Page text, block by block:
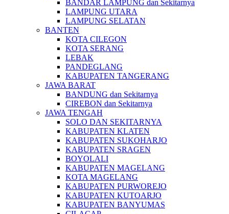
BANDAR LAMPUNG dan Sekitarnya
LAMPUNG UTARA
LAMPUNG SELATAN
BANTEN
KOTA CILEGON
KOTA SERANG
LEBAK
PANDEGLANG
KABUPATEN TANGERANG
JAWA BARAT
BANDUNG dan Sekitarnya
CIREBON dan Sekitarnya
JAWA TENGAH
SOLO DAN SEKITARNYA
KABUPATEN KLATEN
KABUPATEN SUKOHARJO
KABUPATEN SRAGEN
BOYOLALI
KABUPATEN MAGELANG
KOTA MAGELANG
KABUPATEN PURWOREJO
KABUPATEN KUTOARJO
KABUPATEN BANYUMAS